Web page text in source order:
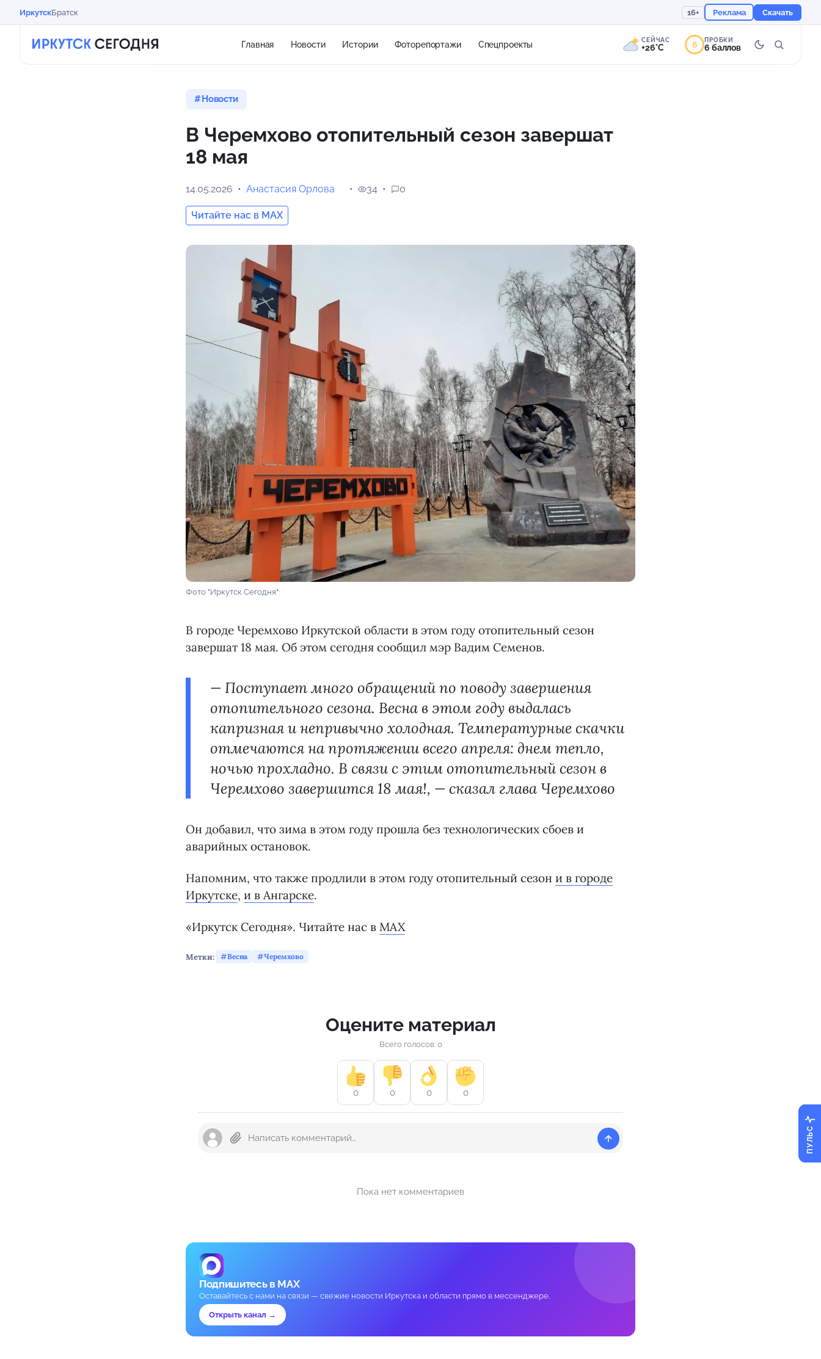
ИркутскБратск 16+ Реклама Скачать
Главная Новости Истории Фоторепортажи Спецпроекты СЕЙЧАС
+26°C
Ощущается как +26
6 ПРОБКИ
6 баллов
Новости
В Черемхово отопительный сезон завершат
18 мая
14.05.2026 Анастасия Орлова
Читайте нас в MAX
34 0
Фото "Иркутск Сегодня"
В городе Черемхово Иркутской области в этом году отопительный сезон
завершат 18 мая. Об этом сегодня сообщил мэр Вадим Семенов.
— Поступает много обращений по поводу завершения
отопительного сезона. Весна в этом году выдалась
капризная и непривычно холодная. Температурные скачки
отмечаются на протяжении всего апреля: днем тепло,
ночью прохладно. В связи с этим отопительный сезон в
Черемхово завершится 18 мая!, — сказал глава Черемхово
Он добавил, что зима в этом году прошла без технологических сбоев и
аварийных остановок.
Напомним, что также продлили в этом году отопительный сезон и в городе
Иркутске, и в Ангарске.
«Иркутск Сегодня». Читайте нас в MAX
Метки: Весна Черемхово
Оцените материал
Всего голосов: 0
0 0 0 0
Пока нет комментариев
Подпишитесь в MAX
Оставайтесь с нами на связи — свежие новости Иркутска и области прямо в мессенджере.
Открыть канал →
ПУЛЬС